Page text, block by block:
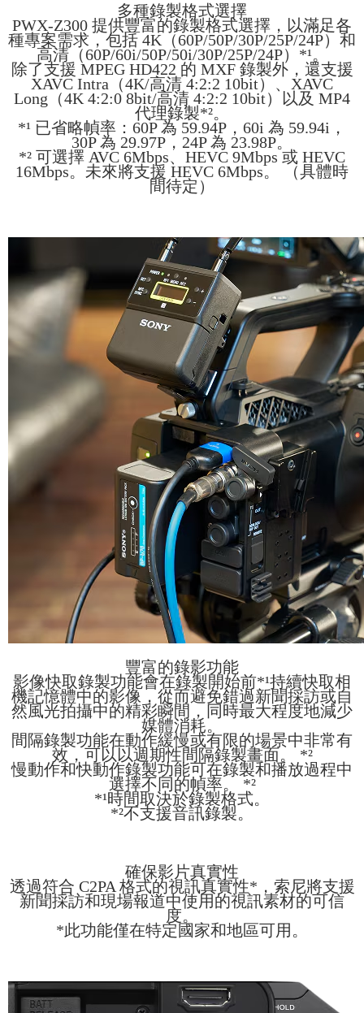
多種錄製格式選擇
PWX-Z300 提供豐富的錄製格式選擇，以滿足各
種專案需求，包括 4K（60P/50P/30P/25P/24P）和
高清（60P/60i/50P/50i/30P/25P/24P）*¹。
除了支援 MPEG HD422 的 MXF 錄製外，還支援
XAVC Intra（4K/高清 4:2:2 10bit）、XAVC
Long（4K 4:2:0 8bit/高清 4:2:2 10bit）以及 MP4
代理錄製*²。
*¹ 已省略幀率：60P 為 59.94P，60i 為 59.94i，
30P 為 29.97P，24P 為 23.98P。
*² 可選擇 AVC 6Mbps、HEVC 9Mbps 或 HEVC
16Mbps。未來將支援 HEVC 6Mbps。 （具體時
間待定）
豐富的錄影功能
影像快取錄製功能會在錄製開始前*¹持續快取相
機記憶體中的影像，從而避免錯過新聞採訪或自
然風光拍攝中的精彩瞬間，同時最大程度地減少
媒體消耗。
間隔錄製功能在動作緩慢或有限的場景中非常有
效，可以以週期性間隔錄製畫面。 *²
慢動作和快動作錄製功能可在錄製和播放過程中
選擇不同的幀率。 *²
*¹時間取決於錄製格式。
*²不支援音訊錄製。
確保影片真實性
透過符合 C2PA 格式的視訊真實性*，索尼將支援
新聞採訪和現場報道中使用的視訊素材的可信
度。
*此功能僅在特定國家和地區可用。